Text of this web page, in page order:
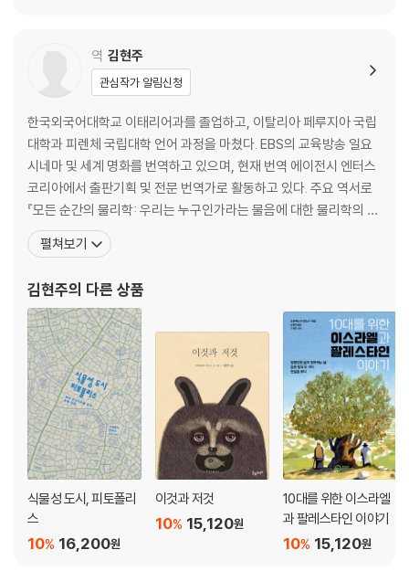
병아리콩, 로즈마리 말탈리아티
가벼운 토마토 라구 소스 말탈리아티
기본 & 기교 생파스타
카르보나라 메쩨 마니께
리코타 치즈와 토마토를 채운 파케로
파스타와 감자
가지와 짠맛 리코타, 바질 파스타
토마토, 올리브, 바질을 넣은 바칼라 라비올리
아티초크 스키아포니
키타라 카치오, 후추, 셀러리, 월계수 스파게티
치폴로토, 후추, 로즈마리 스파게티
빵과 안초비, 올리브, 케이프 스파게티
아스파라거스 라구 탈리아텔레
- 밥 & 뇨키
리코타와 브로콜리 뇨께티
세몰리노 고르곤졸라, 호두, 꿀 뇨키 106
오징어 뇨끼 108
홍합, 감자 리소토 112
밀라네제 리소토 116
역 김현주
관심작가 알림신청
한국외국어대학교 이태리어과를 졸업하고, 이탈리아 페루지아 국립
대학과 피렌체 국립대학 언어 과정을 마쳤다. EBS의 교육방송 일요
시네마 및 세계 명화를 번역하고 있으며, 현재 번역 에이전시 엔터스
코리아에서 출판기획 및 전문 번역가로 활동하고 있다. 주요 역서로
『모든 순간의 물리학: 우리는 누구인가라는 물음에 대한 물리학의 대
답』, 『프라다 이야기』, 『나쁜 회사에는 우리 우유를 팔지 않겠습니
다』, 『식물을 미치도록 사랑한 남자들』, 『내가 사랑한 엄마』, 『내가 사
사라진 왕자』, 『코스믹코믹 : 빅
펼쳐보기
김현주의 다른 상품
식물성 도시, 피토폴리
스
16,200원
10%
이것과 저것
15,120원
10%
10대를 위한 이스라엘
과 팔레스타인 이야기
15,120원
10%